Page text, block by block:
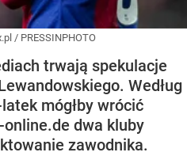
/ PRESSINPHOTO
trwają spekulacje
Według
mógłby wrócić
online.de dwa kluby
zawodnika.